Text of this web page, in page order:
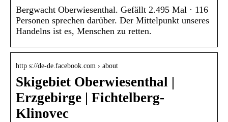
Bergwacht Oberwiesenthal. Gefällt 2.495 Mal · 116
Personen sprechen darüber. Der Mittelpunkt unseres
Handelns ist es, Menschen zu retten.
http s://de-de.facebook.com › about
Skigebiet Oberwiesenthal |
Erzgebirge | Fichtelberg-
Klinovec